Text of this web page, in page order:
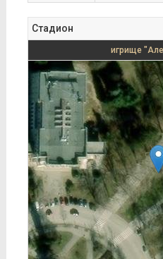
Стадион
игрище